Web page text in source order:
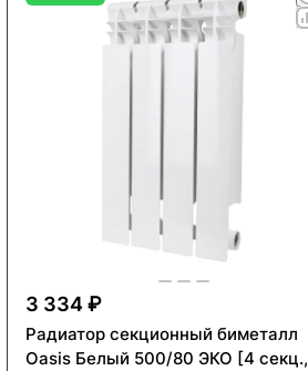
3 334 ₽
Радиатор секционный биметалл
Oasis Белый 500/80 ЭКО [4 секц.,